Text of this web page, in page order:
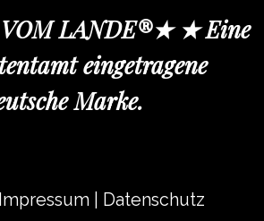
LANDE®★ ★ Eine
eingetragene
Marke.
Impressum Datenschutz